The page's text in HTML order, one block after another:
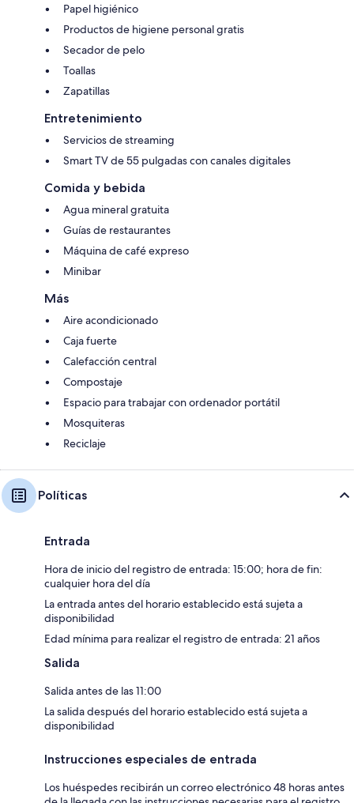
Papel higiénico
Productos de higiene personal gratis
Secador de pelo
Toallas
Zapatillas
Entretenimiento
Servicios de streaming
Smart TV de 55 pulgadas con canales digitales
Comida y bebida
Agua mineral gratuita
Guías de restaurantes
Máquina de café expreso
Minibar
Más
Aire acondicionado
Caja fuerte
Calefacción central
Compostaje
Espacio para trabajar con ordenador portátil
Mosquiteras
Reciclaje
Políticas
Entrada
Hora de inicio del registro de entrada: 15:00; hora de fin:
cualquier hora del día
La entrada antes del horario establecido está sujeta a
disponibilidad
Edad mínima para realizar el registro de entrada: 21 años
Salida
Salida antes de las 11:00
La salida después del horario establecido está sujeta a
disponibilidad
Instrucciones especiales de entrada
Los huéspedes recibirán un correo electrónico 48 horas antes